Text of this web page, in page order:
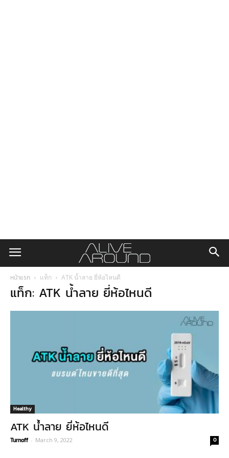
หน้าแรก แท็ก ATK น้ำลาย ยี่ห้อไหนดี
แท็ก: ATK น้ำลาย ยี่ห้อไหนดี
Healthy
ATK น้ำลาย ยี่ห้อไหนดี
Turnoff - March 9, 2022 0